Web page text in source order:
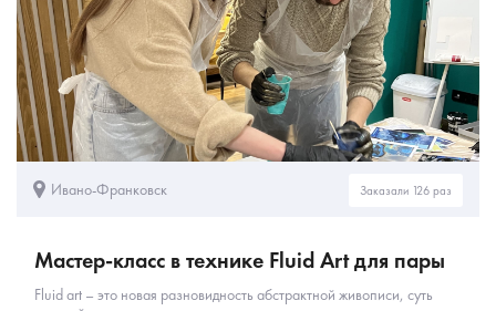
Ивано-Франковск Заказали 126 раз
Мастер-класс в технике Fluid Art для пары
Fluid art – это новая разновидность абстрактной живописи, суть